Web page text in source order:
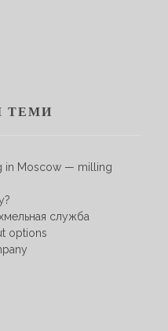
ТЕМИ
in Moscow — milling
служба
options